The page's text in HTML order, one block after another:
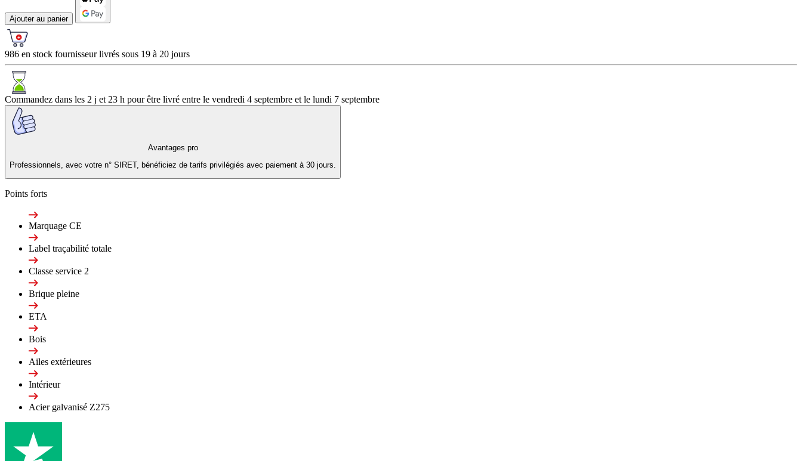
Ajouter au panier
986 en stock fournisseur livrés sous 19 à 20 jours
Commandez dans les 2 j et 23 h pour être livré entre le vendredi 4 septembre et le lundi 7 septembre
Avantages pro
Professionnels, avec votre n° SIRET, bénéficiez de tarifs privilégiés avec paiement à 30 jours.
Points forts
Marquage CE
Label traçabilité totale
Classe service 2
Brique pleine
ETA
Bois
Ailes extérieures
Intérieur
Acier galvanisé Z275